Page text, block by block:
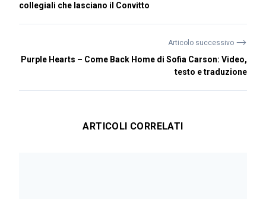
collegiali che lasciano il Convitto
Articolo successivo ⟶
Purple Hearts – Come Back Home di Sofia Carson: Video,
testo e traduzione
ARTICOLI CORRELATI